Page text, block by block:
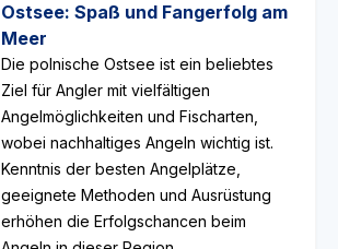
Ostsee: Spaß und Fangerfolg am
Meer
Die polnische Ostsee ist ein beliebtes
Ziel für Angler mit vielfältigen
Angelmöglichkeiten und Fischarten,
wobei nachhaltiges Angeln wichtig ist.
Kenntnis der besten Angelplätze,
geeignete Methoden und Ausrüstung
erhöhen die Erfolgschancen beim